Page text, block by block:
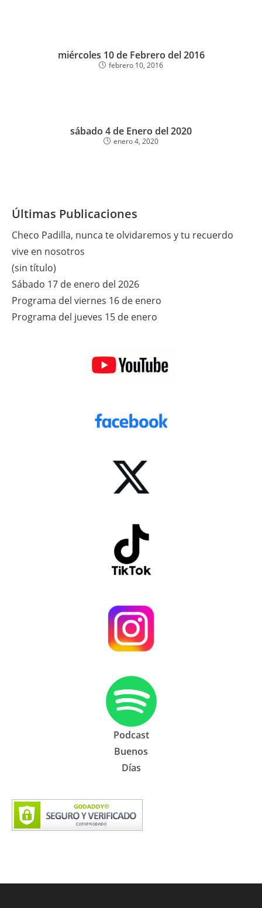
miércoles 10 de Febrero del 2016
febrero 10, 2016
sábado 4 de Enero del 2020
enero 4, 2020
Últimas Publicaciones
Checo Padilla, nunca te olvidaremos y tu recuerdo
vive en nosotros
(sin título)
Sábado 17 de enero del 2026
Programa del viernes 16 de enero
Programa del jueves 15 de enero
Podcast
Buenos
Días